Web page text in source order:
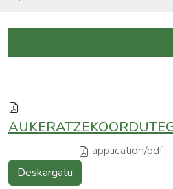
application/pdf
Deskargatu